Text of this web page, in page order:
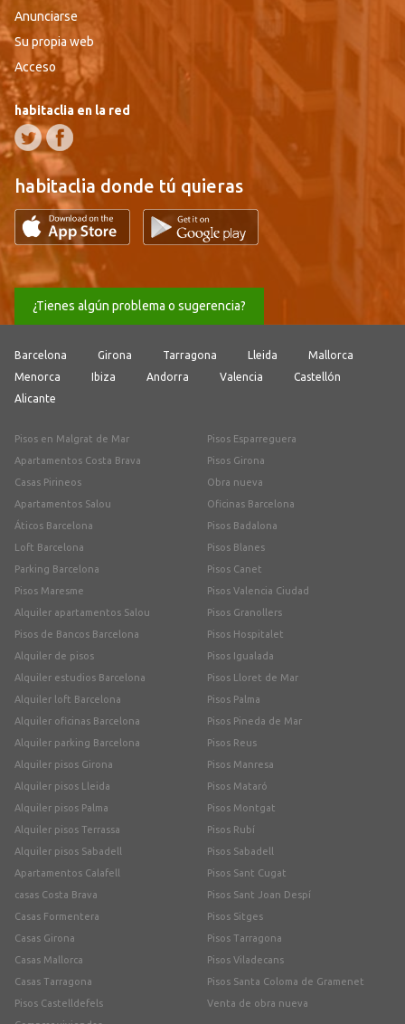
Anunciarse
Su propia web
Acceso
habitaclia en la red
habitaclia donde tú quieras
¿Tienes algún problema o sugerencia?
Barcelona Girona Tarragona Lleida
Mallorca
Menorca
Ibiza Andorra Valencia
Castellón
Alicante
Pisos en Malgrat de Mar
Apartamentos Costa Brava
Casas Pirineos
Apartamentos Salou
Áticos Barcelona
Loft Barcelona
Parking Barcelona
Pisos Maresme
Alquiler apartamentos Salou
Pisos de Bancos Barcelona
Alquiler de pisos
Alquiler estudios Barcelona
Alquiler loft Barcelona
Alquiler oficinas Barcelona
Alquiler parking Barcelona
Alquiler pisos Girona
Alquiler pisos Lleida
Alquiler pisos Palma
Alquiler pisos Terrassa
Alquiler pisos Sabadell
Apartamentos Calafell
casas Costa Brava
Casas Formentera
Casas Girona
Casas Mallorca
Casas Tarragona
Pisos Castelldefels
Pisos Esparreguera
Pisos Girona
Obra nueva
Oficinas Barcelona
Pisos Badalona
Pisos Blanes
Pisos Canet
Pisos Valencia Ciudad
Pisos Granollers
Pisos Hospitalet
Pisos Igualada
Pisos Lloret de Mar
Pisos Palma
Pisos Pineda de Mar
Pisos Reus
Pisos Manresa
Pisos Mataró
Pisos Montgat
Pisos Rubí
Pisos Sabadell
Pisos Sant Cugat
Pisos Sant Joan Despí
Pisos Sitges
Pisos Tarragona
Pisos Viladecans
Pisos Santa Coloma de Gramenet
Venta de obra nueva